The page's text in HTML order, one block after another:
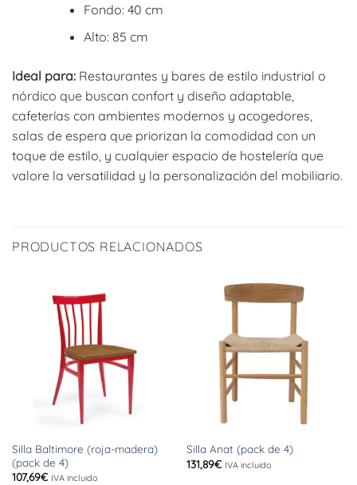
Fondo: 40 cm
Alto: 85 cm
Ideal para: Restaurantes y bares de estilo industrial o
nórdico que buscan confort y diseño adaptable,
cafeterías con ambientes modernos y acogedores,
salas de espera que priorizan la comodidad con un
toque de estilo, y cualquier espacio de hostelería que
valore la versatilidad y la personalización del mobiliario.
PRODUCTOS RELACIONADOS
Silla Baltimore (roja-madera)
(pack de 4)
107,69€ IVA incluido
Silla Anat (pack de 4)
131,89€ IVA incluido